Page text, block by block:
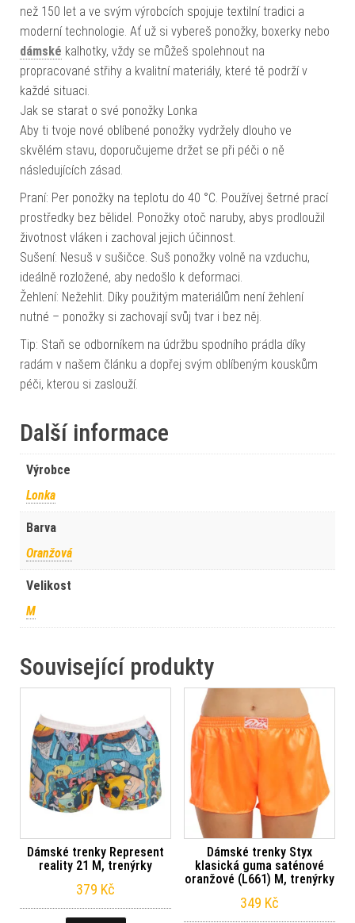
než 150 let a ve svým výrobcích spojuje textilní tradici a
moderní technologie. Ať už si vybereš ponožky, boxerky nebo
dámské kalhotky, vždy se můžeš spolehnout na
propracované střihy a kvalitní materiály, které tě podrží v
každé situaci.
Jak se starat o své ponožky Lonka
Aby ti tvoje nové oblíbené ponožky vydržely dlouho ve
skvělém stavu, doporučujeme držet se při péči o ně
následujících zásad.
Praní: Per ponožky na teplotu do 40 °C. Používej šetrné prací
prostředky bez bělidel. Ponožky otoč naruby, abys prodloužil
životnost vláken i zachoval jejich účinnost.
Sušení: Nesuš v sušičce. Suš ponožky volně na vzduchu,
ideálně rozložené, aby nedošlo k deformaci.
Žehlení: Nežehlit. Díky použitým materiálům není žehlení
nutné – ponožky si zachovají svůj tvar i bez něj.
Tip: Staň se odborníkem na údržbu spodního prádla díky
radám v našem článku a dopřej svým oblíbeným kouskům
péči, kterou si zaslouží.
Další informace
Výrobce
Lonka
Barva
Oranžová
Velikost
M
Související produkty
Dámské trenky Represent
reality 21 M, trenýrky
379 Kč
Dámské trenky Styx
klasická guma saténové
oranžové (L661) M, trenýrky
349 Kč